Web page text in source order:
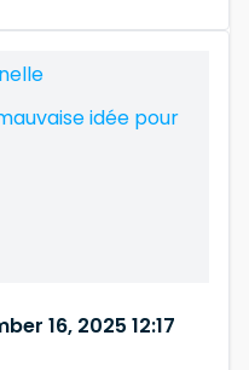
idée pour
16, 2025 12:17